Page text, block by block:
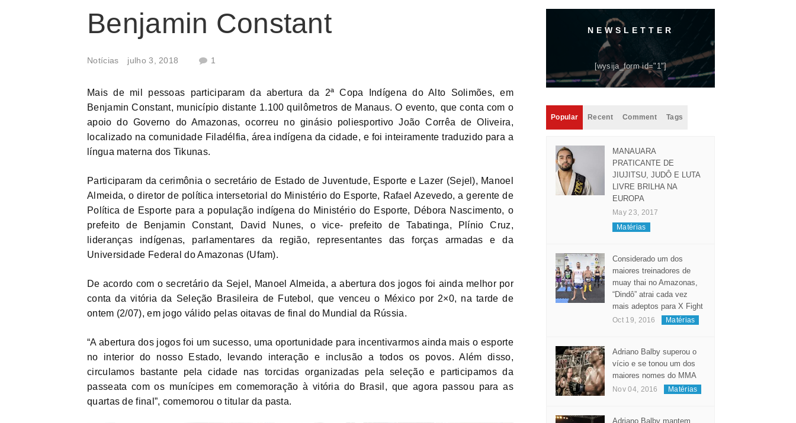
Benjamin Constant
Notícias julho 3, 2018 1
Mais de mil pessoas participaram da abertura da 2ª Copa Indígena do Alto Solimões, em
Benjamin Constant, município distante 1.100 quilômetros de Manaus. O evento, que conta com o
apoio do Governo do Amazonas, ocorreu no ginásio poliesportivo João Corrêa de Oliveira,
localizado na comunidade Filadélfia, área indígena da cidade, e foi inteiramente traduzido para a
língua materna dos Tikunas.
Participaram da cerimônia o secretário de Estado de Juventude, Esporte e Lazer (Sejel), Manoel
Almeida, o diretor de política intersetorial do Ministério do Esporte, Rafael Azevedo, a gerente de
Política de Esporte para a população indígena do Ministério do Esporte, Débora Nascimento, o
prefeito de Benjamin Constant, David Nunes, o vice- prefeito de Tabatinga, Plínio Cruz,
lideranças indígenas, parlamentares da região, representantes das forças armadas e da
Universidade Federal do Amazonas (Ufam).
De acordo com o secretário da Sejel, Manoel Almeida, a abertura dos jogos foi ainda melhor por
conta da vitória da Seleção Brasileira de Futebol, que venceu o México por 2×0, na tarde de
ontem (2/07), em jogo válido pelas oitavas de final do Mundial da Rússia.
“A abertura dos jogos foi um sucesso, uma oportunidade para incentivarmos ainda mais o esporte
no interior do nosso Estado, levando interação e inclusão a todos os povos. Além disso,
circulamos bastante pela cidade nas torcidas organizadas pela seleção e participamos da
passeata com os munícipes em comemoração à vitória do Brasil, que agora passou para as
quartas de final”, comemorou o titular da pasta.
NEWSLETTER
Popular Recent
MANAUARA
PRATICANTE DE
JIUJITSU, JUDÔ E LUTA
LIVRE BRILHA NA
EUROPA
Matérias
Considerado um dos
maiores treinadores de
muay thai no Amazonas,
“Dindô” atrai cada vez
Oct 19, 2016
Adriano Balby superou o
vício e se tonou um dos
Nov 04, 2016